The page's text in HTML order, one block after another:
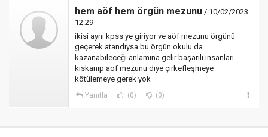
hem aöf hem örgün mezunu / 10/02/2023
12:29
ikisi aynı kpss ye giriyor ve aöf mezunu örgünü
geçerek atandıysa bu örgün okulu da
kazanabileceği anlamına gelir başarılı insanları
kıskanıp aöf mezunu diye çirkefleşmeye
kötülemeye gerek yok
Yanıtla (0) (0)